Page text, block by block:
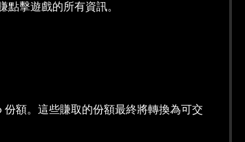
擊遊戲的所有資訊。
額。這些賺取的份額最終將轉換為可交